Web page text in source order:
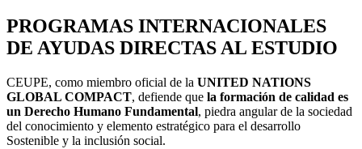
PROGRAMAS INTERNACIONALES
DE AYUDAS DIRECTAS AL ESTUDIO
CEUPE, como miembro oficial de la UNITED NATIONS
GLOBAL COMPACT, defiende que la formación de calidad es
un Derecho Humano Fundamental, piedra angular de la sociedad
del conocimiento y elemento estratégico para el desarrollo
Sostenible y la inclusión social.